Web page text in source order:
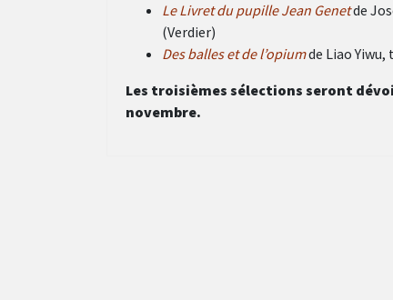
Le Livret du pupille Jean Genetde
(Verdier)
Des balles et de l’opiumde Liao
Les troisièmes sélections seront
novembre.